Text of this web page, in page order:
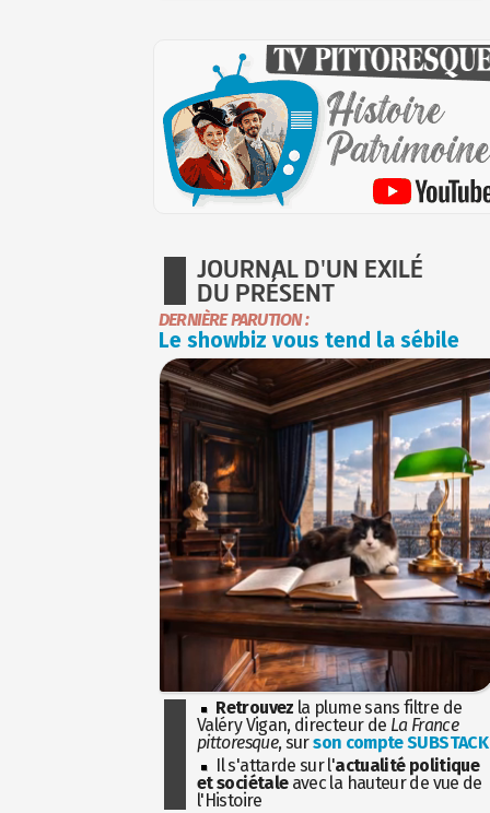
JOURNAL D'UN EXILÉ
DU PRÉSENT
DERNIÈRE PARUTION :
Le showbiz vous tend la sébile
Retrouvez la plume sans filtre de
Valéry Vigan, directeur de La France
pittoresque, surson compte SUBSTACK
Il s'attarde sur l'actualité politique
et sociétaleavec la hauteur de vue de
l'Histoire